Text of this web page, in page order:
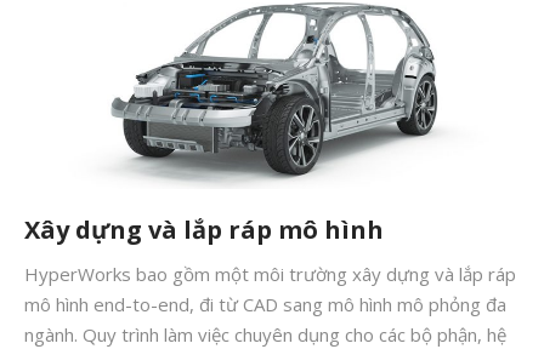
Tháng Sáu 2020
Tháng Năm 2020
Tháng Tư 2020
Tháng Ba 2020
Tháng Một 2020
Tháng Mười Hai 2019
Tháng Mười Một 2019
Xây dựng và lắp ráp mô hình
HyperWorks bao gồm một môi trường xây dựng và lắp ráp
mô hình end-to-end, đi từ CAD sang mô hình mô phỏng đa
ngành. Quy trình làm việc chuyên dụng cho các bộ phận, hệ